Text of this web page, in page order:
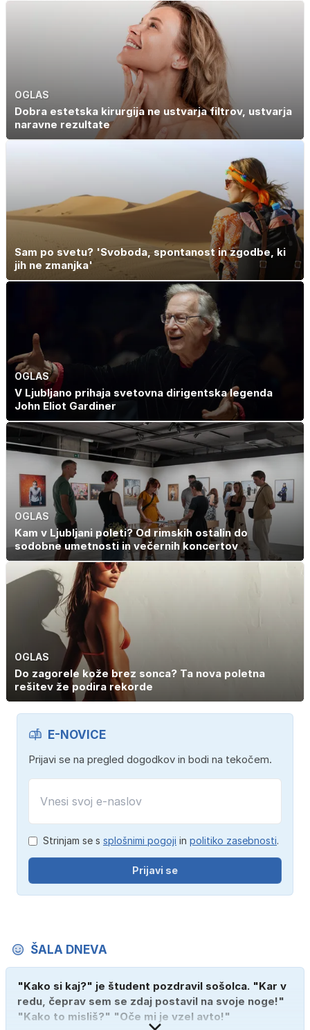
OGLAS
Dobra estetska kirurgija ne ustvarja filtrov, ustvarja
naravne rezultate
Sam po svetu? 'Svoboda, spontanost in zgodbe, ki
jih ne zmanjka'
OGLAS
V Ljubljano prihaja svetovna dirigentska legenda
John Eliot Gardiner
OGLAS
Kam v Ljubljani poleti? Od rimskih ostalin do
sodobne umetnosti in večernih koncertov
OGLAS
Do zagorele kože brez sonca? Ta nova poletna
rešitev že podira rekorde
E-NOVICE
Prijavi se na pregled dogodkov in bodi na tekočem.
Strinjam se s splošnimi pogoji in politiko zasebnosti.
Prijavi se
ŠALA DNEVA
"Kako si kaj?" je študent pozdravil sošolca. "Kar v
redu, čeprav sem se zdaj postavil na svoje noge!"
"Kako to misliš?" "Oče mi je vzel avto!"